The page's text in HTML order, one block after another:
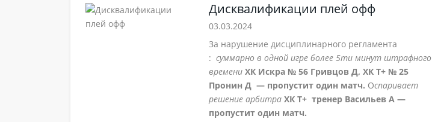
Дисквалификации плей офф
03.03.2024
За нарушение дисциплинарного регламента
: суммарно в одной игре более 5ти минут штрафного
времени ХК Искра № 56 Гривцов Д, ХК Т+ № 25
Пронин Д — пропустит один матч. Оспаривает
решение арбитра ХК Т+ тренер Васильев А —
пропустит один матч.